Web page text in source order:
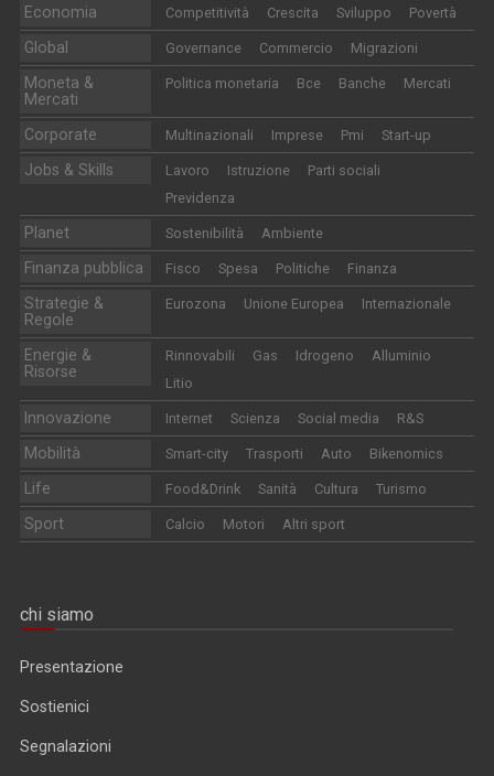
Economia Competitività Crescita Sviluppo Povertà
Global Governance Commercio Migrazioni
Moneta &
Mercati
Politica monetaria Bce Banche Mercati
Corporate Multinazionali Imprese Pmi Start-up
Jobs & Skills Lavoro Istruzione
Parti sociali
Previdenza
Planet Sostenibilità Ambiente
Finanza pubblica Fisco Spesa Politiche Finanza
Strategie &
Regole
Eurozona Unione Europea Internazionale
Energie &
Risorse
Rinnovabili Gas Idrogeno
Alluminio
Litio
Innovazione Internet Scienza Social media R&S
Mobilità Smart-city Trasporti Auto Bikenomics
Life Food&Drink Sanità Cultura Turismo
Sport Calcio Motori Altri sport
chi siamo
Presentazione
Sostienici
Segnalazioni